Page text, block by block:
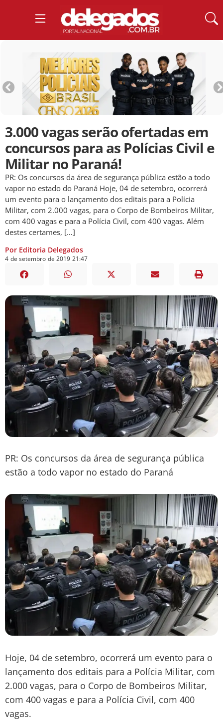
3.000 vagas serão ofertadas em
concursos para as Polícias Civil e
Militar no Paraná!
PR: Os concursos da área de segurança pública estão a todo
vapor no estado do Paraná Hoje, 04 de setembro, ocorrerá
um evento para o lançamento dos editais para a Polícia
Militar, com 2.000 vagas, para o Corpo de Bombeiros Militar,
com 400 vagas e para a Polícia Civil, com 400 vagas. Além
destes certames, […]
Por Editoria Delegados
4 de setembro de 2019 21:47
PR: Os concursos da área de segurança pública
estão a todo vapor no estado do Paraná
Hoje, 04 de setembro, ocorrerá um evento para o
lançamento dos editais para a Polícia Militar, com
2.000 vagas, para o Corpo de Bombeiros Militar,
com 400 vagas e para a Polícia Civil, com 400
vagas.